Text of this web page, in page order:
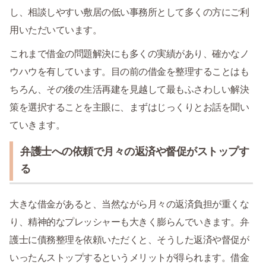
し、相談しやすい敷居の低い事務所として多くの方にご利
用いただいています。
これまで借金の問題解決にも多くの実績があり、確かなノ
ウハウを有しています。目の前の借金を整理することはも
ちろん、その後の生活再建を見越して最もふさわしい解決
策を選択することを主眼に、まずはじっくりとお話を聞い
ていきます。
弁護士への依頼で月々の返済や督促がストップす
る
大きな借金があると、当然ながら月々の返済負担が重くな
り、精神的なプレッシャーも大きく膨らんでいきます。弁
護士に債務整理を依頼いただくと、そうした返済や督促が
いったんストップするというメリットが得られます。借金